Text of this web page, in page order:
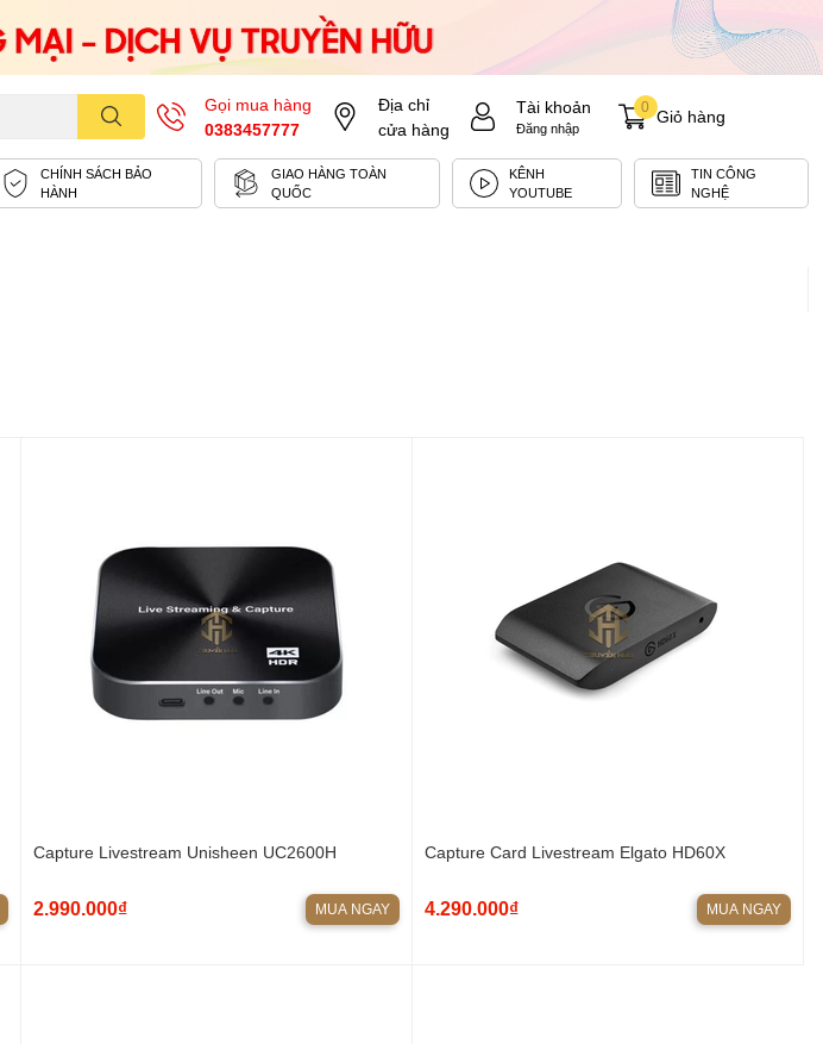
Gọi mua hàng
0383457777
Địa chỉ
cửa hàng
Tài khoản
Đăng nhập
Giỏ hàng
0
CHÍNH SÁCH BẢO
HÀNH
GIAO HÀNG TOÀN
QUỐC
KÊNH
YOUTUBE
TIN CÔNG
NGHỆ
Capture Livestream Unisheen UC2600H
2.990.000₫ MUA NGAY
Capture Card Livestream Elgato HD60X
4.290.000₫ MUA NGAY